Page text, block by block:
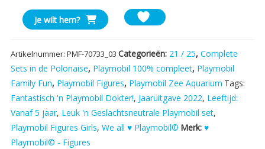
Playmobil
Figures
Serie
21
Zeehonden
Trainster
aantal
Je wilt hem?
Artikelnummer: PMF-70733_03 Categorieën: 21 / 25, Complete
Sets in de Polonaise, Playmobil 100% compleet, Playmobil
Family Fun, Playmobil Figures, Playmobil Zee Aquarium Tags:
Fantastisch 'n Playmobil Dokter!, Jaaruitgave 2022, Leeftijd:
Vanaf 5 jaar, Leuk 'n Geslachtsneutrale Playmobil set,
Playmobil Figures Girls, We all ♥ Playmobil© Merk: ♥
Playmobil© - Figures